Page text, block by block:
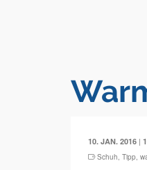
10. JAN. 2016 |
Schuh, Tipp,